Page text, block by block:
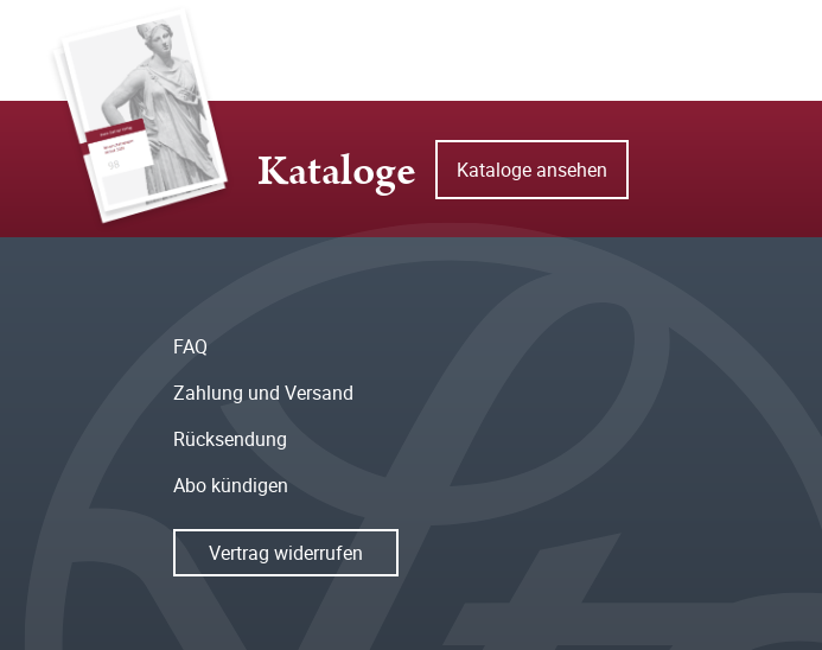
Kataloge Kataloge ansehen
FAQ
Zahlung und Versand
Rücksendung
Abo kündigen
Vertrag widerrufen